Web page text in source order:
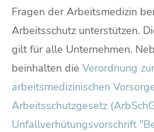
Fragen der Arbeitsmedizin
Arbeitsschutz unterstützen.
gilt für alle Unternehmen.
beinhalten die Verordnung zur
arbeitsmedizinischen
Arbeitsschutzgesetz
Unfallverhütungsvorschrift